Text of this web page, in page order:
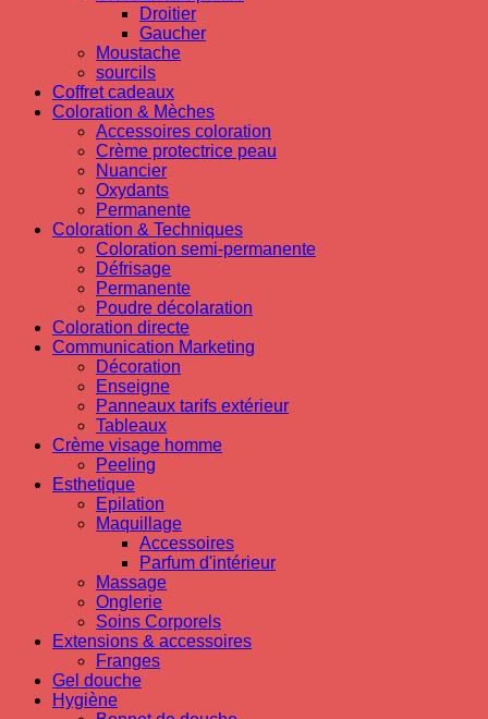
Droitier
Gaucher
Moustache
sourcils
Coffret cadeaux
Coloration & Mèches
Accessoires coloration
Crème protectrice peau
Nuancier
Oxydants
Permanente
Coloration & Techniques
Coloration semi-permanente
Défrisage
Permanente
Poudre décolaration
Coloration directe
Communication Marketing
Décoration
Enseigne
Panneaux tarifs extérieur
Tableaux
Crème visage homme
Peeling
Esthetique
Epilation
Maquillage
Accessoires
Parfum d'intérieur
Massage
Onglerie
Soins Corporels
Extensions & accessoires
Franges
Gel douche
Hygiène